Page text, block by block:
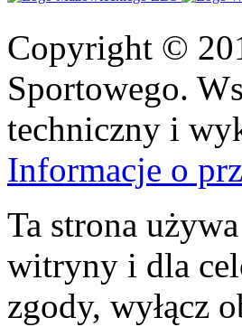
Copyright ©
Sportowego.
techniczny i
Informacje o
Ta strona
witryny i dla
zgody, wyłącz